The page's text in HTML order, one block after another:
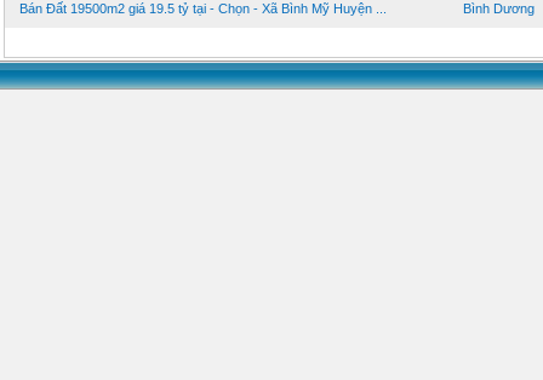
Bán Đất 19500m2 giá 19.5 tỷ tại - Chọn - Xã Bình Mỹ Huyện ... Bình Dương